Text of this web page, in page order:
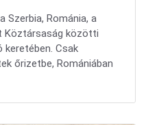
Románia, a
Köztársaság közötti
keretében. Csak
őrizetbe, Romániában